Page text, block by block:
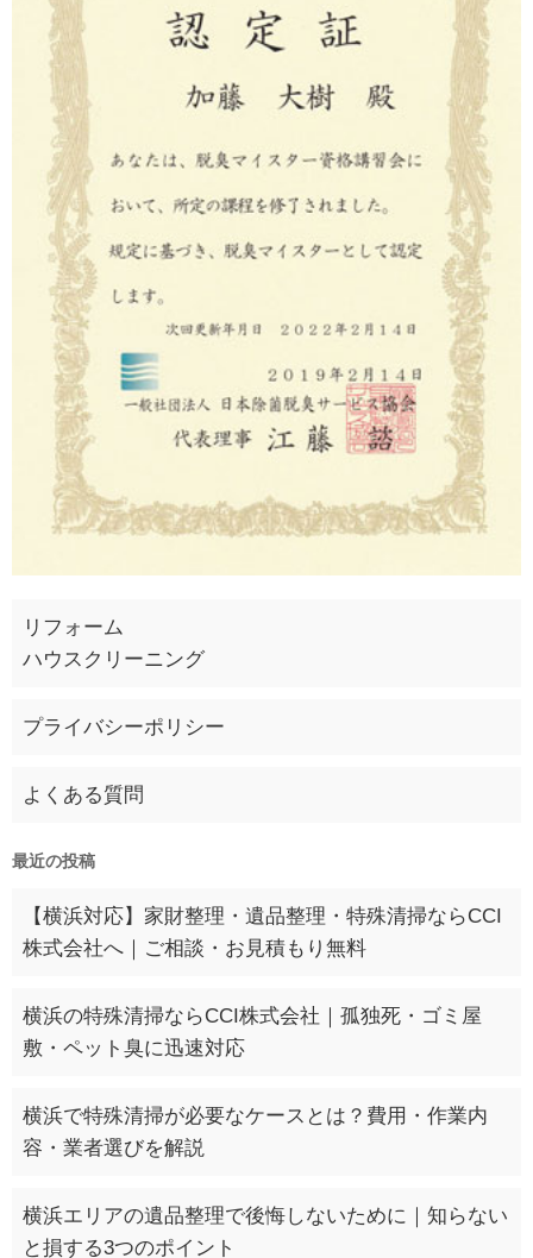
リフォーム
ハウスクリーニング
プライバシーポリシー
よくある質問
最近の投稿
【横浜対応】家財整理・遺品整理・特殊清掃ならCCI
株式会社へ｜ご相談・お見積もり無料
横浜の特殊清掃ならCCI株式会社｜孤独死・ゴミ屋
敷・ペット臭に迅速対応
横浜で特殊清掃が必要なケースとは？費用・作業内
容・業者選びを解説
横浜エリアの遺品整理で後悔しないために｜知らない
と損する3つのポイント